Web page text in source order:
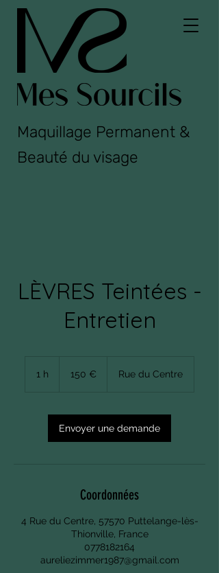
Maquillage Permanent &
Beauté du visage
LÈVRES Teintées -
Entretien
1 h 150 € Rue du Centre
Envoyer une demande
Coordonnées
4 Rue du Centre, 57570 Puttelange-lès-
Thionville, France
0778182164
aureliezimmer1987@gmail.com